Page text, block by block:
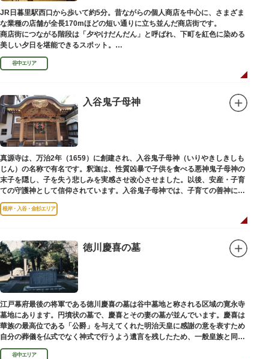
JR日暮里駅西口から歩いて約5分。昔ながらの個人商店を中心に、さまざま
な業種の店舗が全長170mほどの短い通りに立ち並んだ商店街です。
商店街につながる階段は「夕やけだんだん」と呼ばれ、下町を紅色に染める
美しい夕日を堪能できるスポット。
谷中銀座商店街は1945年頃に自然発生的に生まれ、現在の近隣型商店街へと
発展。昭和の懐かしい商店街の景観を見ることができます。東京の下町レト
観光客が訪れ、買い物や散策を楽しんでいます。
谷中エリア
入谷鬼子母神
真源寺は、万治2年（1659）に創建され、入谷鬼子母神（いりやきしきしも
じん）の名称で有名です。釈迦は、性質凶暴で子供を食べる悪神鬼子母神の
末子を隠し、子を失う悲しみを実感させ改心させました。以後、安産・子育
ての守護神として信仰されています。入谷鬼子母神では、子育ての善神にな
った由来からツノのない「おに」の文字を使っています。
根岸・入谷・金杉エリア
徳川慶喜の墓
江戸幕府最後の将軍である徳川慶喜の墓は谷中墓地と称される区域の寛永寺
墓地にあります。円墳状の墓で、慶喜とその妻の墓が並んでいます。慶喜は
華族の最高位である「公爵」を与えてくれた明治天皇に感謝の意を表すため
自分の葬儀を仏式でなく神式で行うよう遺言を残したため、一般皇族と同じ
ような円墳が建てられました。
谷中エリア